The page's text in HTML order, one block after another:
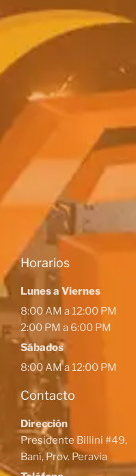
Horarios
Lunes a Viernes
8:00 AM a 12:00 PM
2:00 PM a 6:00 PM
Sábados
8:00 AM a 12:00 PM
Contacto
Dirección
Presidente Billini #49,
Baní, Prov. Peravia